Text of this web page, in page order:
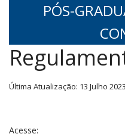
PÓS-
Última Atualização: 13 Julho 2023
Acesse: